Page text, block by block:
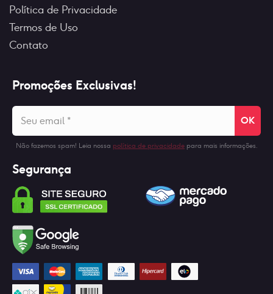
Política de Privacidade
Termos de Uso
Contato
Promoções Exclusivas!
Seu
email
*
Não fazemos spam! Leia nossa política de privacidade para mais informações.
Segurança